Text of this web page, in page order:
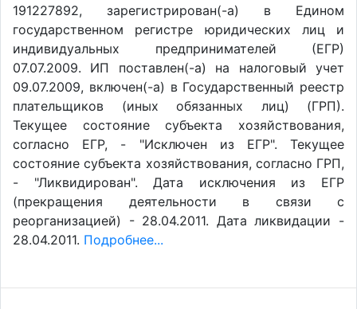
191227892, зарегистрирован(-а) в Едином
государственном регистре юридических лиц и
индивидуальных предпринимателей (ЕГР)
07.07.2009. ИП поставлен(-a) на налоговый учет
09.07.2009, включен(-a) в Государственный реестр
плательщиков (иных обязанных лиц) (ГРП).
Текущее состояние субъекта хозяйствования,
согласно ЕГР, - "Исключен из ЕГР". Текущее
состояние субъекта хозяйствования, согласно ГРП,
- "Ликвидирован". Дата исключения из ЕГР
(прекращения деятельности в связи с
реорганизацией) - 28.04.2011. Дата ликвидации -
28.04.2011. Подробнее...